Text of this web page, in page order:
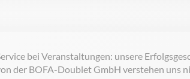
bei Veranstaltungen: unsere
der BOFA-Doublet GmbH verstehen uns